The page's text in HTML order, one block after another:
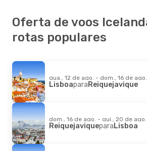
Oferta de voos
rotas populares
qua., 12 de ago. - dom., 16 de ago.
LisboaparaReiquejavique
dom., 16 de ago. - qui., 20 de ago.
ReiquejaviqueparaLisboa